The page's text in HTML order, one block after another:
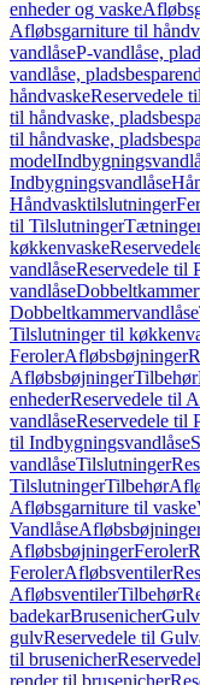
enheder og vaske
Afløbsgarniture til
vandlåseP-vandlåse,
vandlåse,
håndvaskeReservedele
til håndvaske,
til håndvaske,
model
Indbygningsvandlåse
Håndvasktilslutninger
til Tilslutninger
køkkenvaske
vandlåseReservedele til
vandlåse
Dobbeltkammervandlåse
Tilslutninger til
FerolerAfløbsbøjninger
AfløbsbøjningerTilbehør
enhederReservedele til
vandlåseReservedele til
til Indbygningsvandlåse
vandlåseTilslutninger
TilslutningerTilbehør
Afløbsgarniture til vaske
Vandlåse
AfløbsbøjningerFeroler
FerolerAfløbsventiler
AfløbsventilerTilbehør
badekarBrusenicher
gulvReservedele til
til brusenicher
render til brusenicher